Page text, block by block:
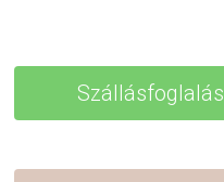
Szállásfoglalás